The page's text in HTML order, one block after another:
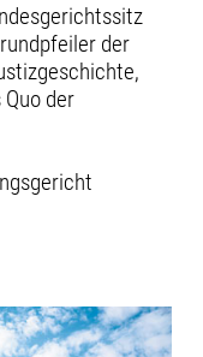
der
der